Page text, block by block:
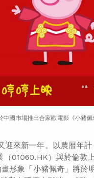
國市場推出合家歡電影《小豬佩
來新一年。以農曆年
01060.HK）與於倫敦
象「小豬佩奇」將於